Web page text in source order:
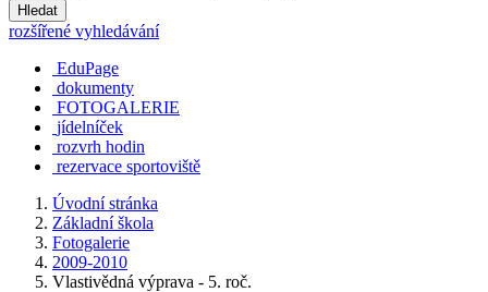
Hledat
rozšířené vyhledávání
EduPage
dokumenty
FOTOGALERIE
jídelníček
rozvrh hodin
rezervace sportoviště
Úvodní stránka
Základní škola
Fotogalerie
2009-2010
Vlastivědná výprava - 5. roč.